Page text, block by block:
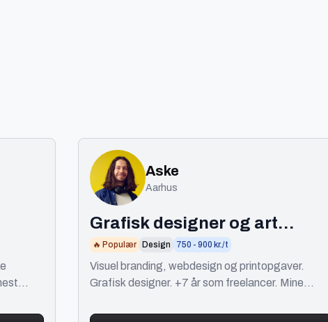
Aske
Aarhus
Grafisk designer og art
director
🔥 Populær Design 750 - 900 kr./t
Visuel branding, webdesign og printopgaver.
Grafisk designer. +7 år som freelancer. Mine
med.